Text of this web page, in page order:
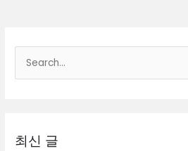
O1O.2062.3474
톡
여
최신 글